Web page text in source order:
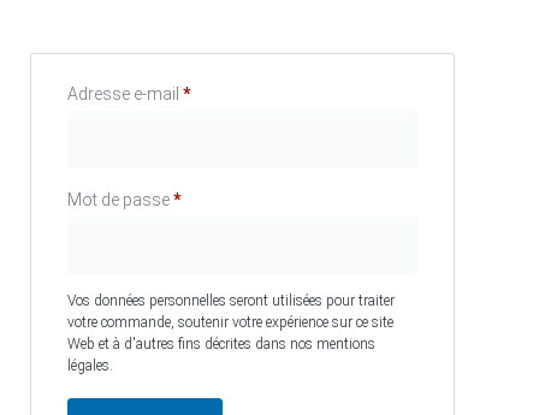
Adresse e-mail *
Mot de passe*
Vos données personnelles seront utilisées pour traiter
votre commande, soutenir votre expérience sur ce site
Web et à d'autres fins décrites dans nos mentions
légales.